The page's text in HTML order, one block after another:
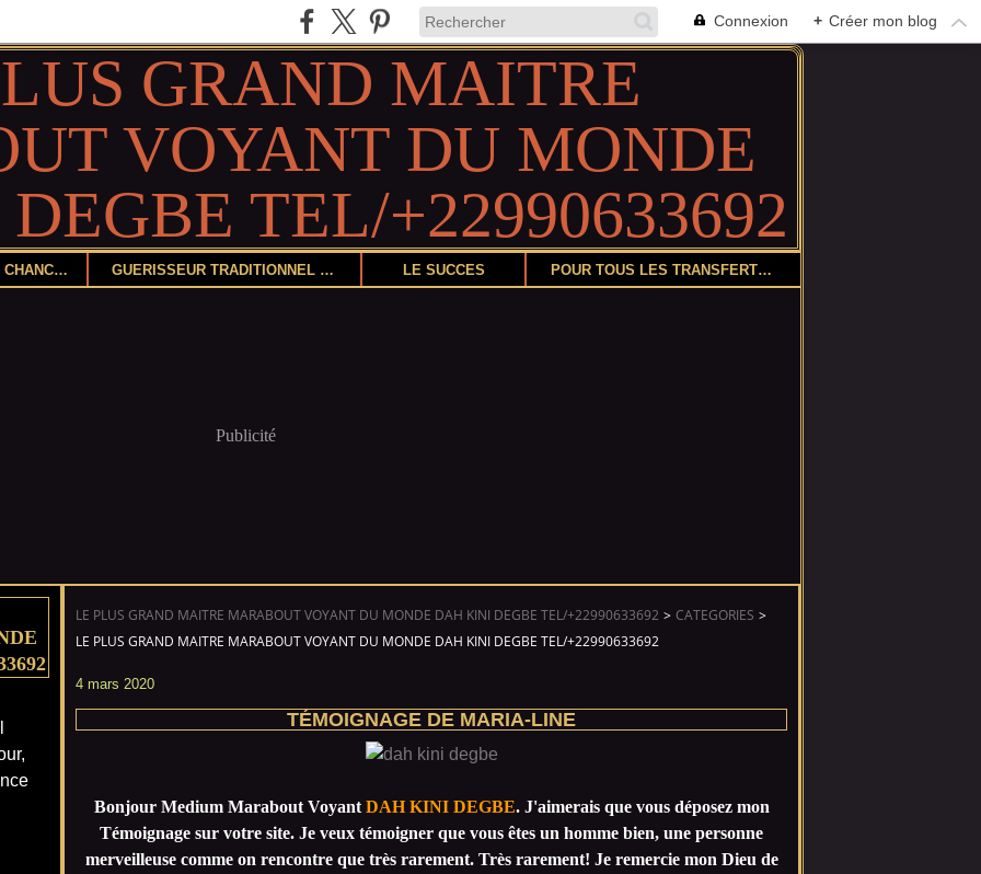
Connexion + Créer mon blog
DEVENIR CHANCEUX GUÉRISSEUR TRADITIONNEL ET HERBORISTE LE SUCCÈS POUR TOUS LES TRANSFERTS DE COLIS
Publicité
LE PLUS GRAND MAITRE MARABOUT VOYANT DU MONDE DAH KINI DEGBE TEL/+22990633692 > CATEGORIES >
LE PLUS GRAND MAITRE MARABOUT VOYANT DU MONDE DAH KINI DEGBE TEL/+22990633692
4 mars 2020
TÉMOIGNAGE DE MARIA-LINE
Bonjour Medium Marabout Voyant DAH KINI DEGBE. J'aimerais que vous déposez mon
Témoignage sur votre site. Je veux témoigner que vous êtes un homme bien, une personne
merveilleuse comme on rencontre que très rarement. Très rarement! Je remercie mon Dieu de